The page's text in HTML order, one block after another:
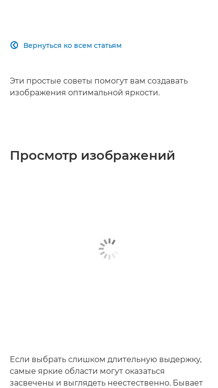
Вернуться ко всем статьям

Эти простые советы помогут вам создавать
изображения оптимальной яркости.
Просмотр изображений
Если выбрать слишком длительную выдержку,
самые яркие области могут оказаться
засвечены и выглядеть неестественно. Бывает